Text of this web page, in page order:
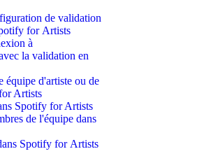
de validation
for Artists
à
la validation en
équipe d'artiste ou de
Artists
Spotify for Artists
de l'équipe dans
Spotify for Artists